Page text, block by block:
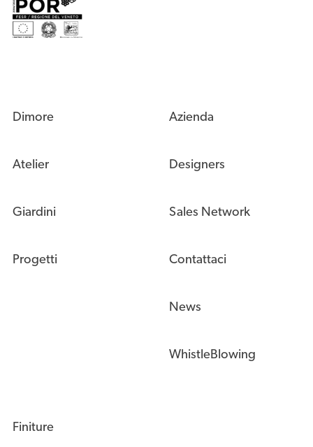
Dimore
Atelier
Giardini
Progetti
Azienda
Designers
Sales Network
Contattaci
News
WhistleBlowing
Finiture